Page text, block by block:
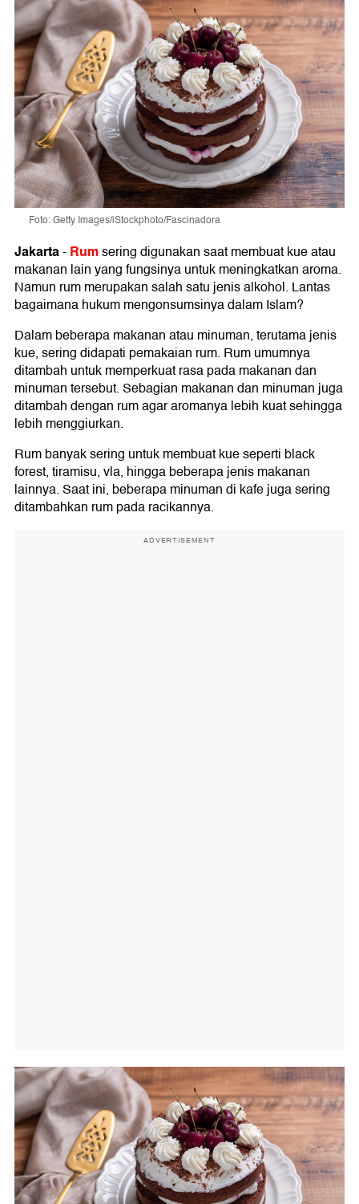
Foto: Getty Images/iStockphoto/Fascinadora
Jakarta-Rumsering digunakan saat membuat kue atau
makanan lain yang fungsinya untuk meningkatkan aroma.
Namun rum merupakan salah satu jenis alkohol. Lantas
bagaimana hukum mengonsumsinya dalam Islam?
Dalam beberapa makanan atau minuman, terutama jenis
kue, sering didapati pemakaian rum. Rum umumnya
ditambah untuk memperkuat rasa pada makanan dan
minuman tersebut. Sebagian makanan dan minuman juga
ditambah dengan rum agar aromanya lebih kuat sehingga
lebih menggiurkan.
Rum banyak sering untuk membuat kue seperti black
forest, tiramisu, vla, hingga beberapa jenis makanan
lainnya. Saat ini, beberapa minuman di kafe juga sering
ditambahkan rum pada racikannya.
ADVERTISEMENT